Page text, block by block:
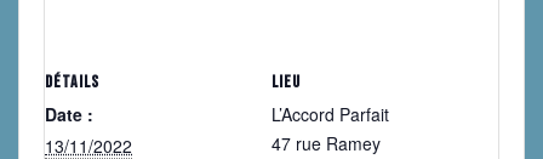
DÉTAILS
Date :
13/11/2022
LIEU
L’Accord Parfait
47 rue Ramey